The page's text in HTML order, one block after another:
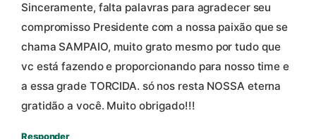
Sinceramente, falta palavras para agradecer seu
compromisso Presidente com a nossa paixão que se
chama SAMPAIO, muito grato mesmo por tudo que
vc está fazendo e proporcionando para nosso time e
a essa grade TORCIDA. só nos resta NOSSA eterna
gratidão a você. Muito obrigado!!!
Responder